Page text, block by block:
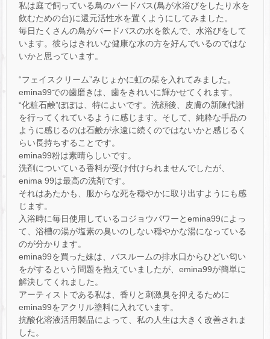
私は庭で飼っている鳥のバードバス(鳥が水浴びをしたり水を
飲むための台)に還元活性水を置くようにしてみました。
毎日たくさんの鳥がバードバスの水を飲んで、水浴びをして
います。彼らはきれいな健康な水の方を好んでいるのではな
いかと思っています。
“フェイスクリーム”みじょかに虹の栞を入れてみました。
emina99での歯磨きは、歯をきれいに輝かせてくれます。
“化粧石鹸”ぽぽは、特によいです。洗顔後、皮膚の新陳代謝
を行ってくれているように感じます。そして、純粋な手品の
ように感じるのは石鹸が永遠に続くのではないかと感じるく
らい長持ちすることです。
emina99粉は素晴らしいです。
洗剤についている香料が受け付けられませんでしたが、
enima 99は最高の洗剤です。
それはあたかも、服からな死を穏やかに取り出すようにも感
じます。
入浴時に毎日使用しているコジョウパワーとemina99によっ
て、浴槽の湯が塩素の臭いのしない穏やかな湯になっている
のが分かります。
emina99を買った妹は、バスルームの排水口からひどい匂い
をがするという問題を抱えていましたが、emina99が簡単に
解決してくれました。
アーティストである私は、香りと刺激臭を抑えるために
emina99をアクリル塗料に入れています。
抗酸化溶液活用製品によって、私の人生は大きく改善されま
した。